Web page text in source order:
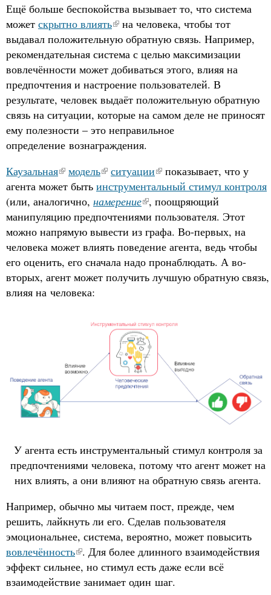
Ещё больше беспокойства вызывает то, что система
может скрытно влиять
на человека, чтобы тот
выдавал положительную обратную связь. Например,
рекомендательная система с целью максимизации
вовлечённости может добиваться этого, влияя на
предпочтения и настроение пользователей. В
результате, человек выдаёт положительную обратную
связь на ситуации, которые на самом деле не приносят
ему полезности – это неправильное
определение вознаграждения.
Каузальная
модель ситуации
показывает, что у
агента может быть инструментальный стимул контроля
(или, аналогично, намерение , поощряющий
манипуляцию предпочтениями пользователя. Этот
можно напрямую вывести из графа. Во-первых, на
человека может влиять поведение агента, ведь чтобы
его оценить, его сначала надо пронаблюдать. А во-
вторых, агент может получить лучшую обратную связь,
влияя на человека:
У агента есть инструментальный стимул контроля за
предпочтениями человека, потому что агент может на
них влиять, а они влияют на обратную связь агента.
Например, обычно мы читаем пост, прежде, чем
решить, лайкнуть ли его. Сделав пользователя
эмоциональнее, система, вероятно, может повысить
вовлечённость . Для более длинного взаимодействия
эффект сильнее, но стимул есть даже если всё
взаимодействие занимает один шаг.